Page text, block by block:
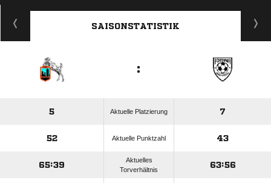
SAISONSTATISTIK
:
5 Aktuelle Platzierung 7
52 Aktuelle Punktzahl 43
65:39
Aktuelles
Torverhältnis
63:56